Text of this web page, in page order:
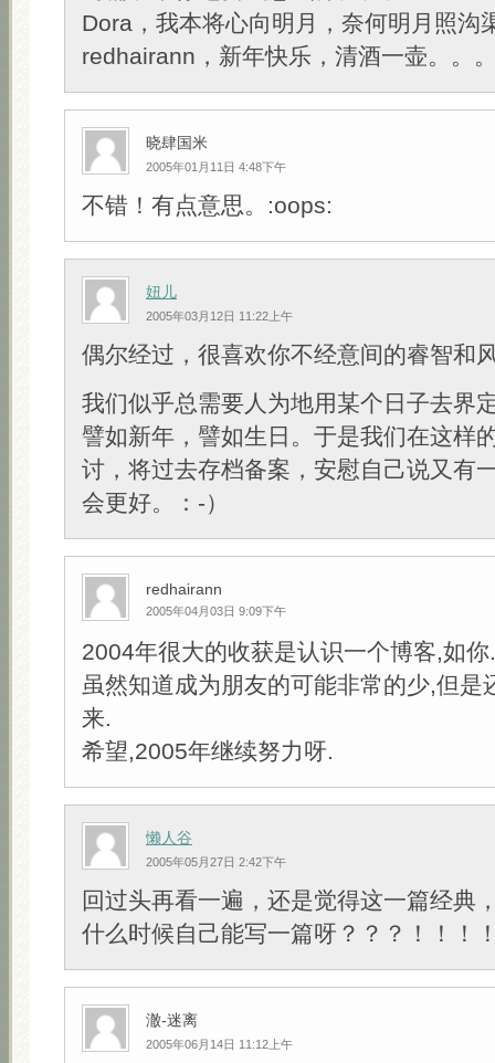
Dora，我本将心向明月，奈何明月照沟
redhairann，新年快乐，清酒一壶。。
晓肆国米
2005年01月11日 4:48下午
不错！有点意思。:oops:
妞儿
2005年03月12日 11:22上午
偶尔经过，很喜欢你不经意间的睿智和
我们似乎总需要人为地用某个日子去界
譬如新年，譬如生日。于是我们在这样
讨，将过去存档备案，安慰自己说又有
会更好。：-）
redhairann
2005年04月03日 9:09下午
2004年很大的收获是认识一个博客,如你.
虽然知道成为朋友的可能非常的少,但是
来.
希望,2005年继续努力呀.
懒人谷
2005年05月27日 2:42下午
回过头再看一遍，还是觉得这一篇经典
什么时候自己能写一篇呀？？？！！！
澈-迷离
2005年06月14日 11:12上午